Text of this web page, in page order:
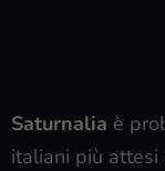
Saturnalia è
italiani più attesi